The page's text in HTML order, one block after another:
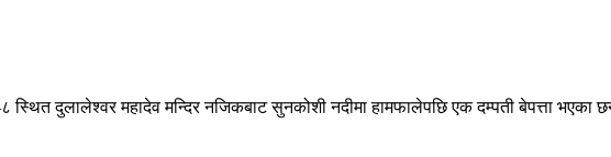
दुलालेश्वर महादेव मन्दिर नजिकबाट सुनकोशी नदीमा हामफालेपछि एक दम्पती बेपत्ता भएका